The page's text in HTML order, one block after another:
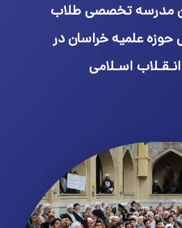
تخصصی طلاب
علمیه خراسان در
اسـلامی